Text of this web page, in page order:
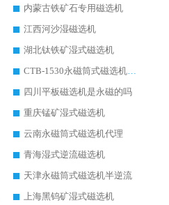
内蒙古铁矿石专用磁选机
江西河沙湿磁选机
湖北钛铁矿湿式磁选机
四川平板磁选机是永磁的吗
重庆锰矿湿式磁选机
云南永磁筒式磁选机代理
青海湿式逆流磁选机
天津永磁筒式磁选机半逆流
上海黑钨矿湿式磁选机